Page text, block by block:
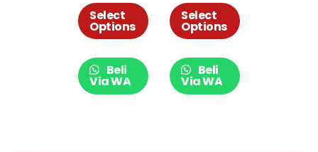
Pelindung
Sepatu Anti Air
2605
Select
Options
Beli
Via WA
Outdoor 018-12
Select
Options
Beli
Via WA